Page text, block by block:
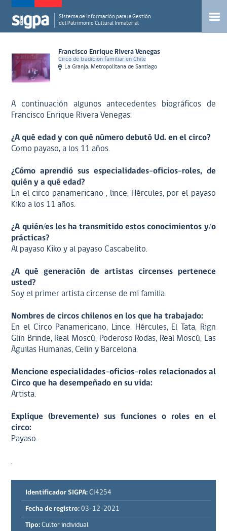
Sistema de Información para la Gestión
del Patrimonio Cultural Inmaterial
Francisco Enrique Rivera Venegas
Circo de tradición familiar en Chile
La Granja, Metropolitana de Santiago
A continuación algunos antecedentes biográficos de
Francisco Enrique Rivera Venegas:
¿A qué edad y con qué número debutó Ud. en el circo?
Como payaso, a los 11 años.
¿Cómo aprendió sus especialidades-oficios-roles, de
quién y a qué edad?
En el circo panamericano , lince, Hércules, por el payaso
Kiko a los 11 años.
¿A quién/es les ha transmitido estos conocimientos y/o
prácticas?
Al payaso Kiko y al payaso Cascabelito.
¿A qué generación de artistas circenses pertenece
usted?
Soy el primer artista circense de mi familia.
Nombres de circos chilenos en los que ha trabajado:
En el Circo Panamericano, Lince, Hércules, El Tata, Rign
Glin Brinde, Real Moscú, Poderoso Rodas, Real Moscú, Las
Águilas Humanas, Celin y Barcelona.
Mencione especialidades-oficios-roles relacionados al
Circo que ha desempeñado en su vida:
Artista.
Explique (brevemente) sus funciones o roles en el
circo:
Payaso.
.
Identificador SIGPA: CI4254
Fecha de registro: 03-12-2021
Tipo: Cultor individual